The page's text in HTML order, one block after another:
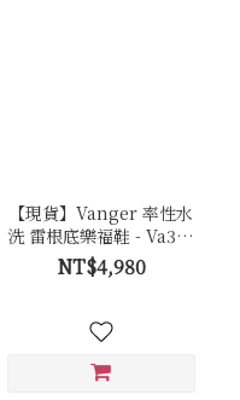
【現貨】Vanger 率性水
洗 雷根底樂福鞋 - Va303
黑
NT$4,980